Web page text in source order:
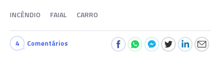
INCÊNDIO FAIAL CARRO
4 Comentários